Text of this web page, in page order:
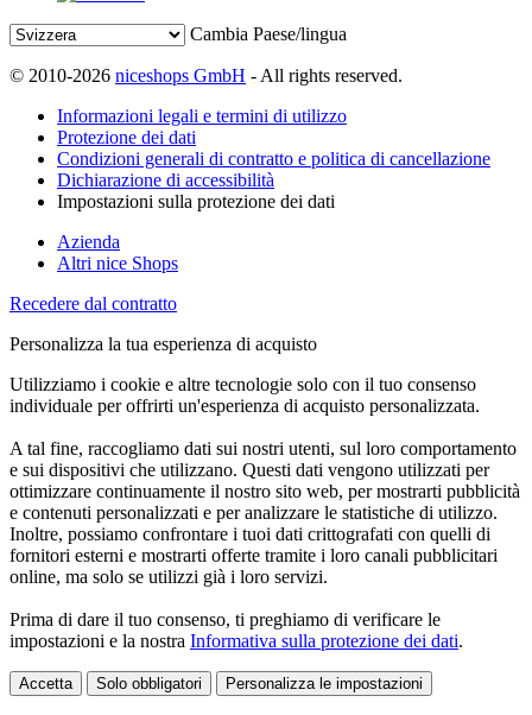
Cambia Paese/lingua
© 2010-2026 niceshops GmbH - All rights reserved.
Informazioni legali e termini di utilizzo
Protezione dei dati
Condizioni generali di contratto e politica di cancellazione
Dichiarazione di accessibilità
Impostazioni sulla protezione dei dati
Azienda
Altri nice Shops
Recedere dal contratto
Personalizza la tua esperienza di acquisto
Utilizziamo i cookie e altre tecnologie solo con il tuo consenso
individuale per offrirti un'esperienza di acquisto personalizzata.
A tal fine, raccogliamo dati sui nostri utenti, sul loro comportamento
e sui dispositivi che utilizzano. Questi dati vengono utilizzati per
ottimizzare continuamente il nostro sito web, per mostrarti pubblicità
e contenuti personalizzati e per analizzare le statistiche di utilizzo.
Inoltre, possiamo confrontare i tuoi dati crittografati con quelli di
fornitori esterni e mostrarti offerte tramite i loro canali pubblicitari
online, ma solo se utilizzi già i loro servizi.
Prima di dare il tuo consenso, ti preghiamo di verificare le
impostazioni e la nostra Informativa sulla protezione dei dati.
Accetta Solo obbligatori Personalizza le impostazioni